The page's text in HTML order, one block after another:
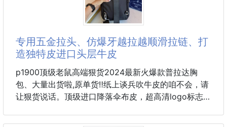
专用五金拉头、仿爆牙越拉越顺滑拉链、打
造独特皮进口头层牛皮
p1900顶级老鼠高端狠货2024最新火爆款普拉达胸
包、大量出货啦,原单货‼️纸上谈兵吹牛皮的咱不会，请
让狠货说话。顶级进口降落伞布皮，超高清logo标志、